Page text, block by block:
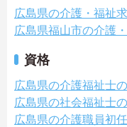
広島県の介護・福祉
広島県福山市の介護
資格
広島県の介護福祉士
広島県の社会福祉士
広島県の介護職員初